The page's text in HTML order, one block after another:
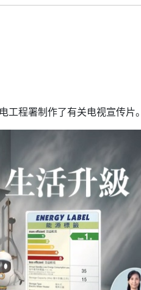
工程署制作了有关电视宣传片。